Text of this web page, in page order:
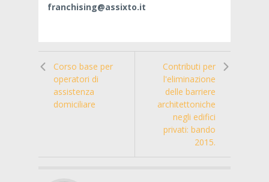
franchising@assixto.it
Corso base per
operatori di
assistenza
domiciliare
Contributi per
l'eliminazione
delle barriere
architettoniche
negli edifici
privati: bando
2015.